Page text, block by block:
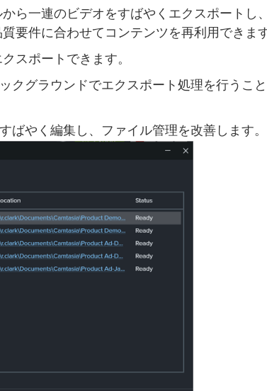
ら一連のビデオをすばやくエクスポートし
要件に合わせてコンテンツを再利用できます
スポートできます。
クグラウンドでエクスポート処理を行うこ
ばやく編集し、ファイル管理を改善します。